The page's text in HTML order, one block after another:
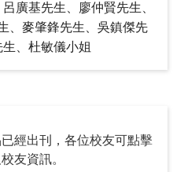
廣基先生、廖仲賢先生、
、麥肇鋒先生、吳鎮傑先
、杜敏儀小姐
經出刊，各位校友可點擊
友資訊。